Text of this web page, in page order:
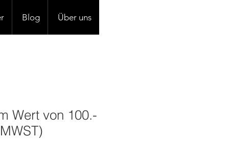
Blog Über uns
Wert von 100.-